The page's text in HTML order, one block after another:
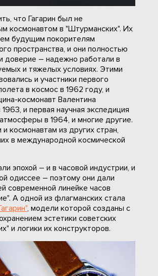
что Гагарин был не
космонавтом в "Штурманских". Их
будущим покорителям
пространства, и они полностью
доверие – надежно работали в
и тяжелых условиях. Этими
и участники первого
в космос в 1962 году, и
космонавт Валентина
и первая научная экспедиция
в 1964, и многие другие.
космонавтам из других стран,
в международной космической
эпохой – и в часовой индустрии, и
одиссее – поэтому они дали
современной линейке часов
А одной из флагманских стала
, модели которой созданы с
эстетики советских
и логики их конструкторов.